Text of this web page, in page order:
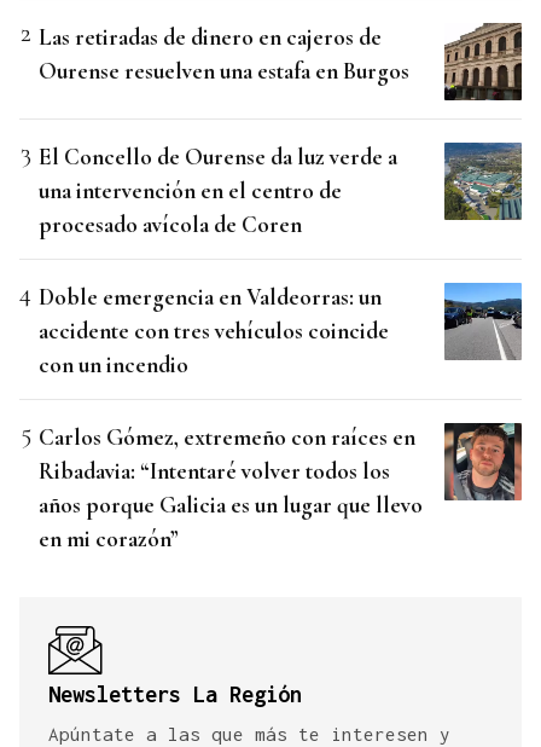
Las retiradas de dinero en cajeros de
Ourense resuelven una estafa en Burgos
El Concello de Ourense da luz verde a
una intervención en el centro de
procesado avícola de Coren
Doble emergencia en Valdeorras: un
accidente con tres vehículos coincide
con un incendio
Carlos Gómez, extremeño con raíces en
Ribadavia: “Intentaré volver todos los
años porque Galicia es un lugar que llevo
en mi corazón”
Newsletters La Región
Apúntate a las que más te interesen y